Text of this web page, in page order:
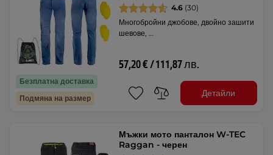
Безплатна доставка
Подмяна на размер
4.6 (30)
Многобройни джобове, двойно зашити
шевове, …
57,20 € / 111,87 лв.
Детайли
Мъжки мото панталон W-TEC
Raggan - черен